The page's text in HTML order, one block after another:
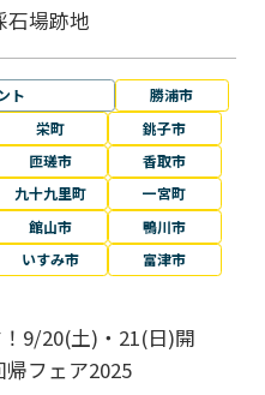
石場跡地
ト
勝浦市
栄町
銚子市
匝瑳市
香取市
九十九里町
一宮町
館山市
鴨川市
いすみ市
富津市
9/20(土)・21(日)開
フェア2025